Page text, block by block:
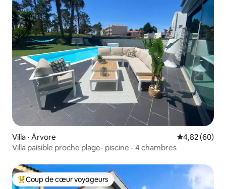
Villa ⋅ Árvore Évaluation
4,82 (60)
Villa paisible proche plage- piscine - 4 chambres
Coups de cœur voyageurs les plus appréciés
Coup de cœur voyageurs